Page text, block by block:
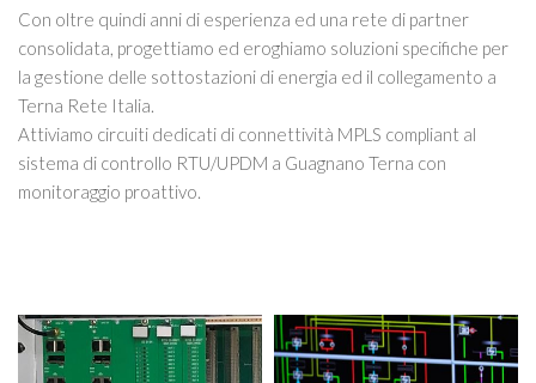
Con oltre quindi anni di esperienza ed una rete di partner
consolidata, progettiamo ed eroghiamo soluzioni specifiche per
la gestione delle sottostazioni di energia ed il collegamento a
Terna Rete Italia.
Attiviamo circuiti dedicati di connettività MPLS compliant al
sistema di controllo RTU/UPDM a Guagnano Terna con
monitoraggio proattivo.